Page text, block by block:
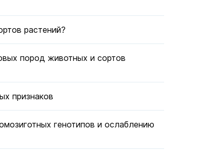
растений?
пород животных и сортов
признаков
генотипов и ослаблению